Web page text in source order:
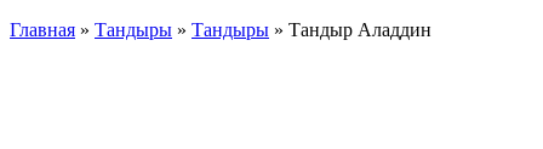
Главная » Тандыры » Тандыры » Тандыр Аладдин